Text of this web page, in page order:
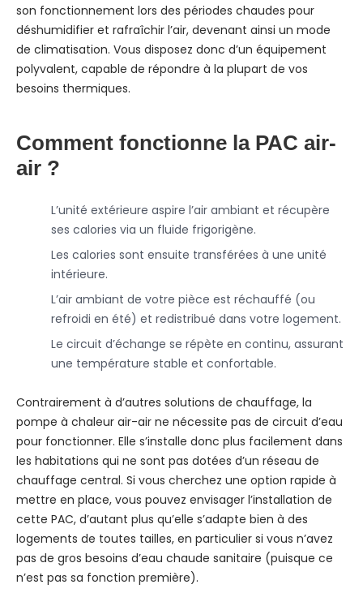
son fonctionnement lors des périodes chaudes pour
déshumidifier et rafraîchir l’air, devenant ainsi un mode
de climatisation. Vous disposez donc d’un équipement
polyvalent, capable de répondre à la plupart de vos
besoins thermiques.
Comment fonctionne la PAC air-
air ?
L’unité extérieure aspire l’air ambiant et récupère
ses calories via un fluide frigorigène.
Les calories sont ensuite transférées à une unité
intérieure.
L’air ambiant de votre pièce est réchauffé (ou
refroidi en été) et redistribué dans votre logement.
Le circuit d’échange se répète en continu, assurant
une température stable et confortable.
Contrairement à d’autres solutions de chauffage, la
pompe à chaleur air-air ne nécessite pas de circuit d’eau
pour fonctionner. Elle s’installe donc plus facilement dans
les habitations qui ne sont pas dotées d’un réseau de
chauffage central. Si vous cherchez une option rapide à
mettre en place, vous pouvez envisager l’installation de
cette PAC, d’autant plus qu’elle s’adapte bien à des
logements de toutes tailles, en particulier si vous n’avez
pas de gros besoins d’eau chaude sanitaire (puisque ce
n’est pas sa fonction première).